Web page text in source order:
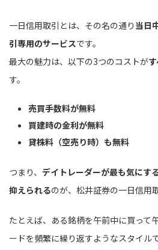
一日信用取引とは、その名の通り 当日
引専用のサービスです。
最大の魅力は、以下の3つのコストが
す。
売買手数料が無料
買建時の金利が無料
貸株料（空売り時）も無料
つまり、 デイトレーダーが最も気にす
抑えられるのが、松井証券の一日信用
たとえば、ある銘柄を午前中に買って
ードを頻繁に繰り返すようなスタイル